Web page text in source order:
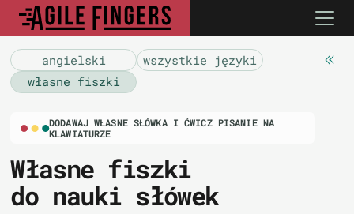
angielski
wszystkie języki
własne fiszki
DODAWAJ WŁASNE SŁÓWKA I ĆWICZ PISANIE NA
KLAWIATURZE
Własne fiszki
do nauki słówek